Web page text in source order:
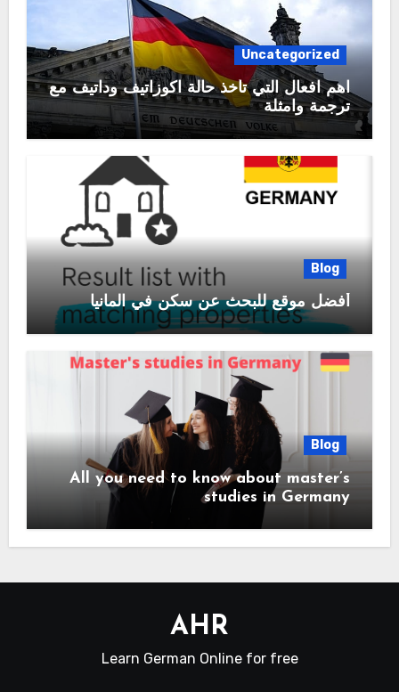
Uncategorized
اهم افعال التي تأخذ حالة اكوزاتيف وداتيف مع
ترجمة وامثلة
Blog
أفضل موقع للبحث عن سكن في المانيا
Blog
All you need to know about master’s
studies in Germany
AHR
Learn German Online for free